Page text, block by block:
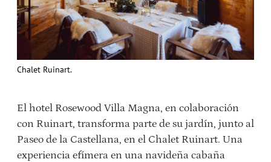
Chalet Ruinart.
El hotel Rosewood Villa Magna, en colaboración
con Ruinart, transforma parte de su jardín, junto al
Paseo de la Castellana, en el Chalet Ruinart. Una
experiencia efímera en una navideña cabaña